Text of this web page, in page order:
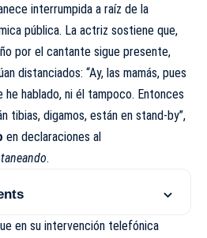
interrumpida a raíz de la
pública. La actriz sostiene que,
por el cantante sigue presente,
distanciados: “Ay, las mamás, pues
he hablado, ni él tampoco. Entonces
tibias, digamos, están en stand-by”,
en declaraciones al
.
en su intervención telefónica